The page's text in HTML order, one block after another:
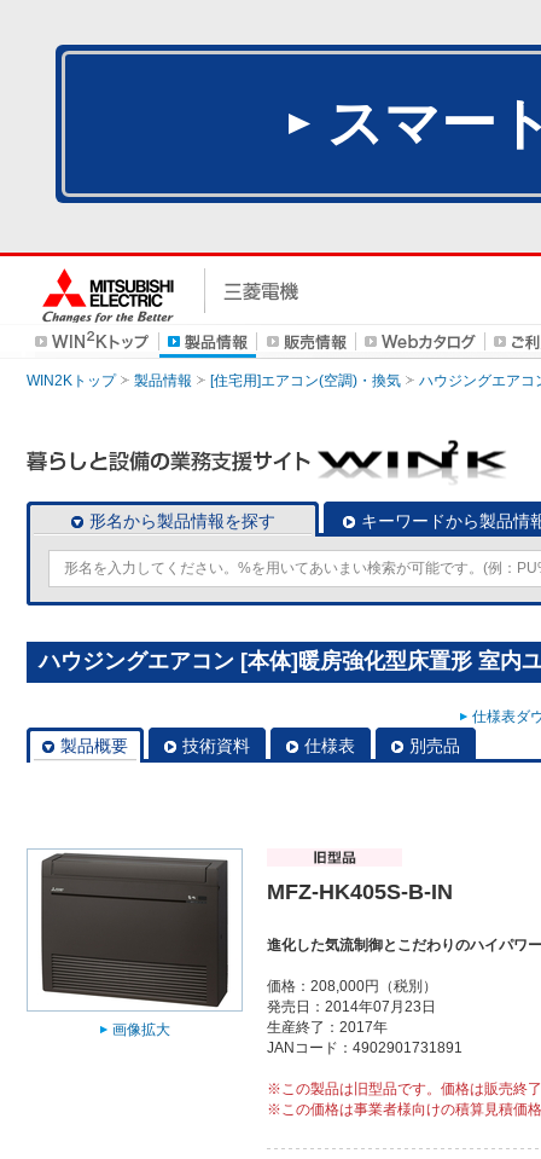
スマー
WIN2Kトップ 製品情報 [住宅用]エアコン(空調)・換気 ハウジングエアコ
形名から製品情報を探す キーワードから製品情
ハウジングエアコン [本体]暖房強化型床置形 室内
仕様表ダ
製品概要 技術資料 仕様表 別売品
画像拡大
MFZ-HK405S-B-IN
進化した気流制御とこだわりのハイパワ
価格：208,000円（税別）
発売日：2014年07月23日
生産終了：2017年
JANコード：4902901731891
※この製品は旧型品です。価格は販売終
※この価格は事業者様向けの積算見積価